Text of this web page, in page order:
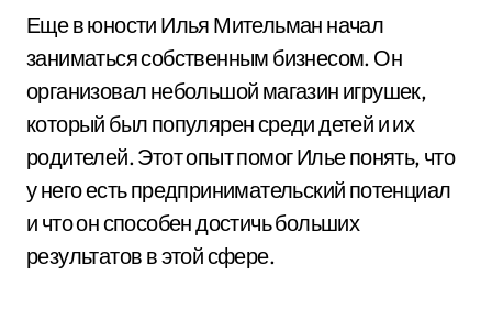
Еще в юности Илья Мительман начал
заниматься собственным бизнесом. Он
организовал небольшой магазин игрушек,
который был популярен среди детей и их
родителей. Этот опыт помог Илье понять, что
у него есть предпринимательский потенциал
и что он способен достичь больших
результатов в этой сфере.